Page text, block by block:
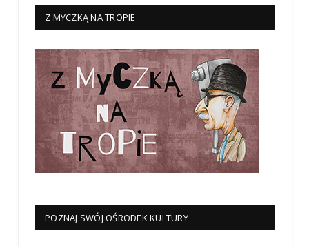
Z MYCZKĄ NA TROPIE
POZNAJ SWÓJ OŚRODEK KULTURY